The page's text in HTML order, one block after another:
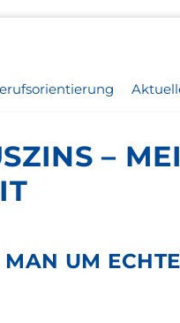
–
UM